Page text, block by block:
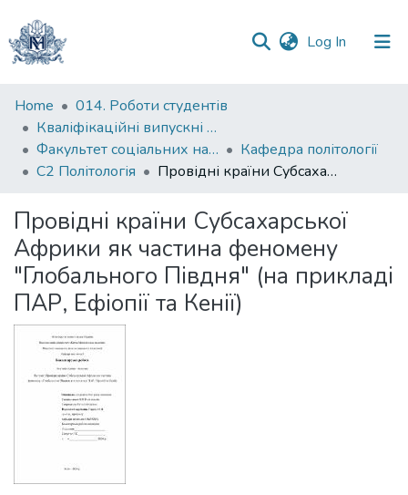
Log In (current)
Communities
&
Collections
Statistics
Home
014. Роботи студентів
Кваліфікаційні випускні роботи здобувачів вищої освіти бакалаврських програм
Факультет соціальних наук і соціальних технологій
Кафедра політології
С2 Політологія
Провідні країни Субсахарської Африки як частина феномену "Глобального Півдня" (на прикладі ПАР, Ефіопії та Кенії)
Провідні країни Субсахарської
Африки як частина феномену
"Глобального Півдня" (на прикладі
ПАР, Ефіопії та Кенії)